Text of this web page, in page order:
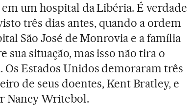
um hospital da Libéria. É verdade
três dias antes, quando a ordem
São José de Monrovia e a família
situação, mas isso não tira o
Estados Unidos demoraram três
de seus doentes, Kent Bratley, e
Nancy Writebol.